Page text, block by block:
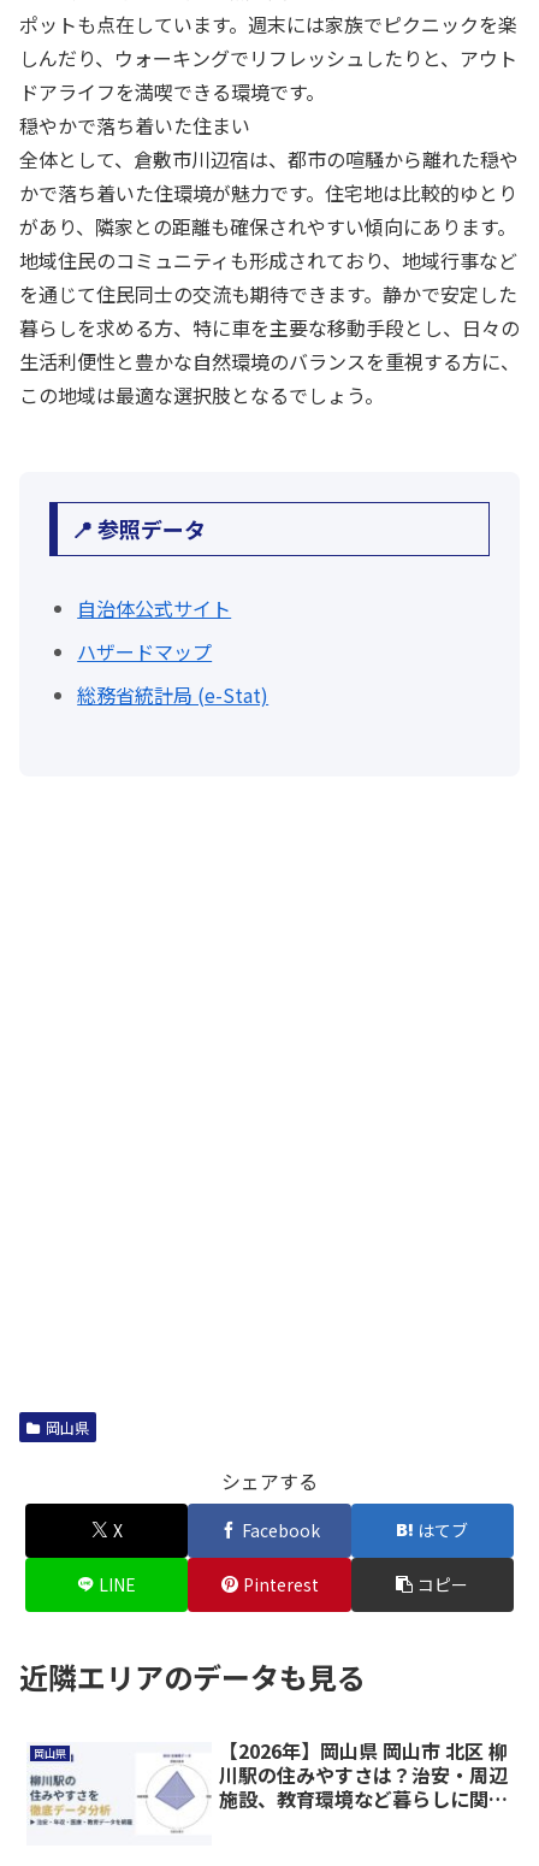
ポットも点在しています。週末には家族でピクニックを楽
しんだり、ウォーキングでリフレッシュしたりと、アウト
ドアライフを満喫できる環境です。
穏やかで落ち着いた住まい
全体として、倉敷市川辺宿は、都市の喧騒から離れた穏や
かで落ち着いた住環境が魅力です。住宅地は比較的ゆとり
があり、隣家との距離も確保されやすい傾向にあります。
地域住民のコミュニティも形成されており、地域行事など
を通じて住民同士の交流も期待できます。静かで安定した
暮らしを求める方、特に車を主要な移動手段とし、日々の
生活利便性と豊かな自然環境のバランスを重視する方に、
この地域は最適な選択肢となるでしょう。
📍 参照データ
自治体公式サイト
ハザードマップ
総務省統計局 (e-Stat)
岡山県
シェアする
X Facebook はてブ
LINE Pinterest コピー
近隣エリアのデータも見る
岡山県
【2026年】岡山県 岡山市 北区 柳
川駅の住みやすさは？治安・周辺
施設、教育環境など暮らしに関わ